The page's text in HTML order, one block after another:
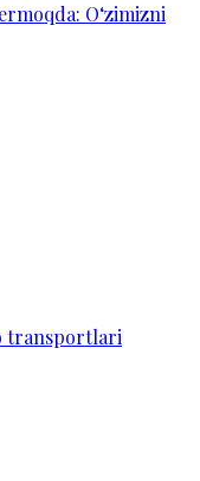
O‘zimizni
transportlari